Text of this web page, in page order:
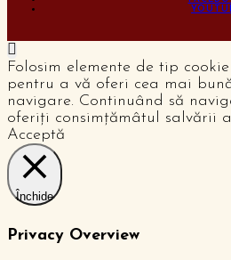
Folosim elemente de tip
pentru a vă oferi cea mai
navigare. Continuând să
oferiți consimțămâtul salvării
Acceptă
Închide
Privacy Overview